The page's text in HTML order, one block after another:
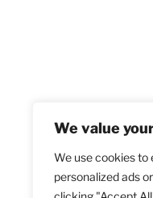
We value
We use cookies to
personalized ads